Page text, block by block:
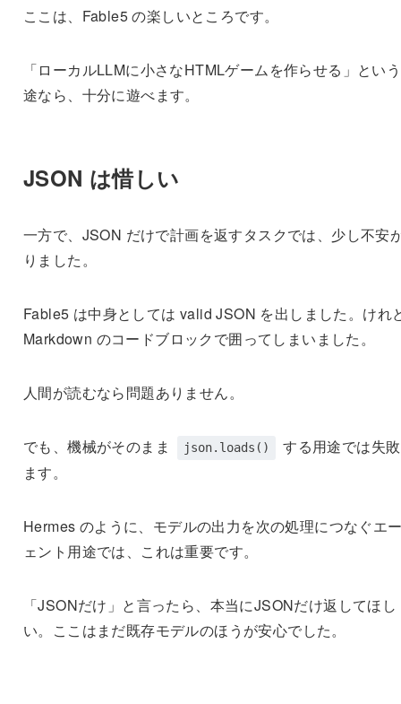
ここは、Fable5 の楽しいところです。
「ローカルLLMに小さなHTMLゲームを作らせる」とい
途なら、十分に遊べます。
JSON は惜しい
一方で、JSON だけで計画を返すタスクでは、少し不安
りました。
Fable5 は中身としては valid JSON を出しました。けれ
Markdown のコードブロックで囲ってしまいました。
人間が読むなら問題ありません。
でも、機械がそのまま json.loads()
する用途では失
ます。
Hermes のように、モデルの出力を次の処理につなぐエ
ェント用途では、これは重要です。
「JSONだけ」と言ったら、本当にJSONだけ返してほし
い。ここはまだ既存モデルのほうが安心でした。